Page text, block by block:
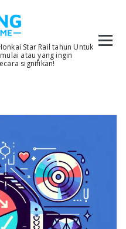
Star Rail tahun Untuk
atau yang ingin
signifikan!